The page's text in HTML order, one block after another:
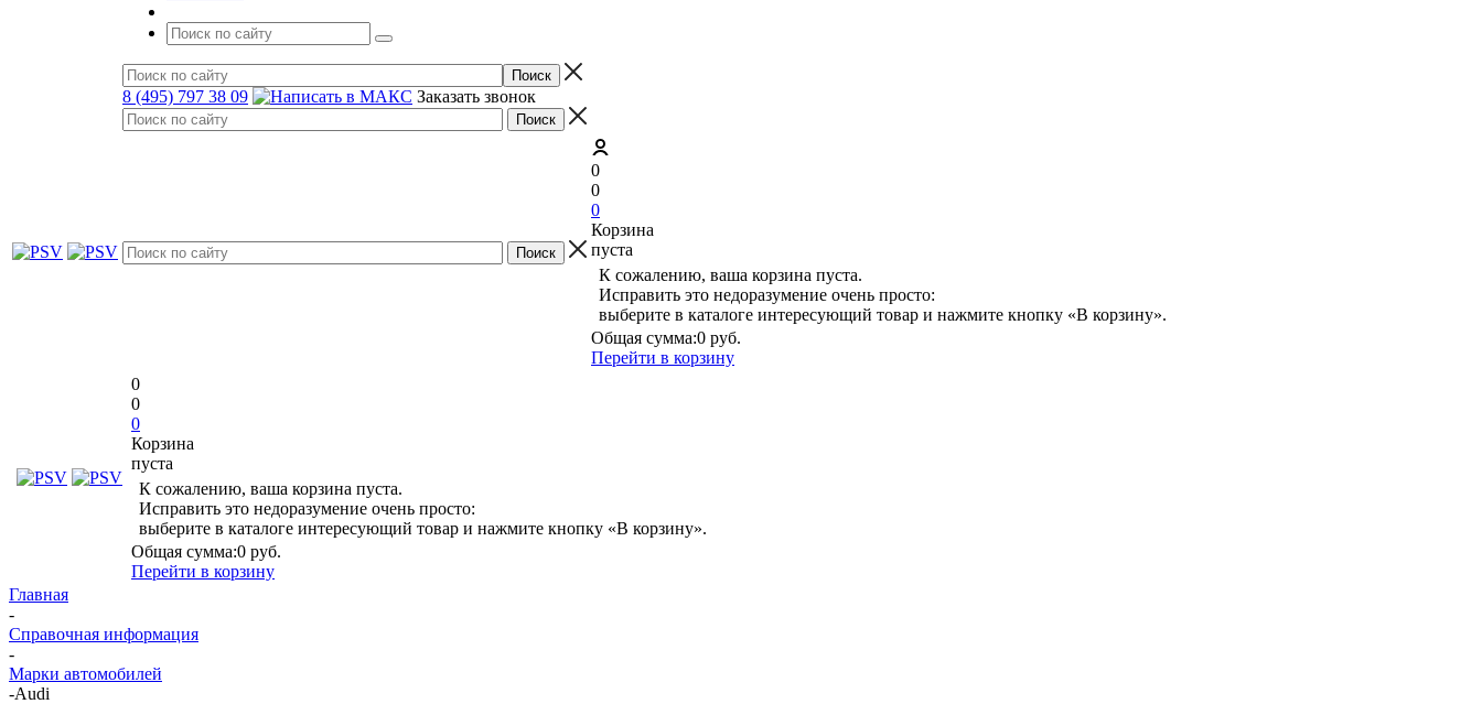
8 (495) 797 38 09 Заказать звонок
0
0
0
Корзина
пуста
К сожалению, ваша корзина пуста.
Исправить это недоразумение очень просто:
выберите в каталоге интересующий товар и нажмите кнопку «В корзину».
Общая сумма:0 руб.
Перейти в корзину
0
0
0
Корзина
пуста
К сожалению, ваша корзина пуста.
Исправить это недоразумение очень просто:
выберите в каталоге интересующий товар и нажмите кнопку «В корзину».
Общая сумма:0 руб.
Перейти в корзину
Главная
-
Справочная информация
-
Марки автомобилей
-Audi